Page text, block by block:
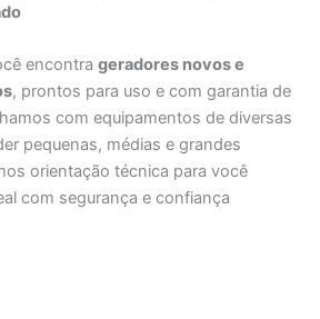
encontra geradores novos e
, prontos para uso e com garantia de
com equipamentos de diversas
pequenas, médias e grandes
orientação técnica para você
com segurança e confiança